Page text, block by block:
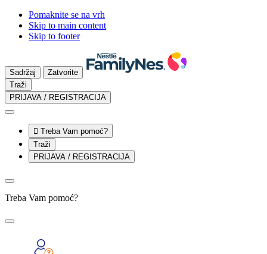
Pomaknite se na vrh
Skip to main content
Skip to footer
Sadržaj
Zatvorite
Traži
PRIJAVA / REGISTRACIJA
 Treba Vam pomoć?
Traži
PRIJAVA / REGISTRACIJA
Treba Vam pomoć?